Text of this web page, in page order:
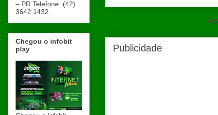
Publicidade
– PR Telefone: (42)
3642 1432.
Chegou o infobit
play